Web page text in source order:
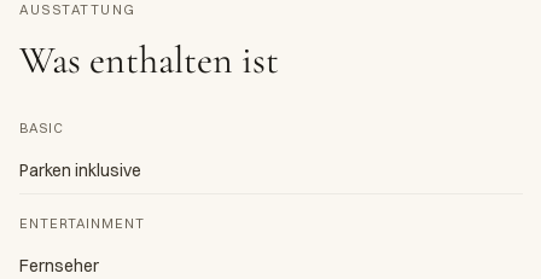
AUSSTATTUNG
Was enthalten ist
BASIC
Parken inklusive
ENTERTAINMENT
Fernseher